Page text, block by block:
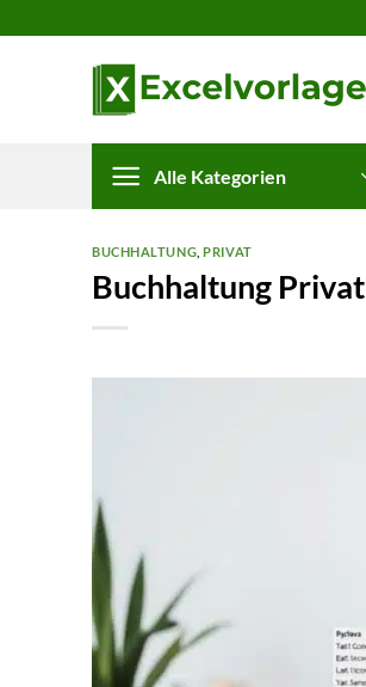
Inhalt
Alle Kategorien
BUCHHALTUNG ,PRIVAT
Buchhaltung Privat